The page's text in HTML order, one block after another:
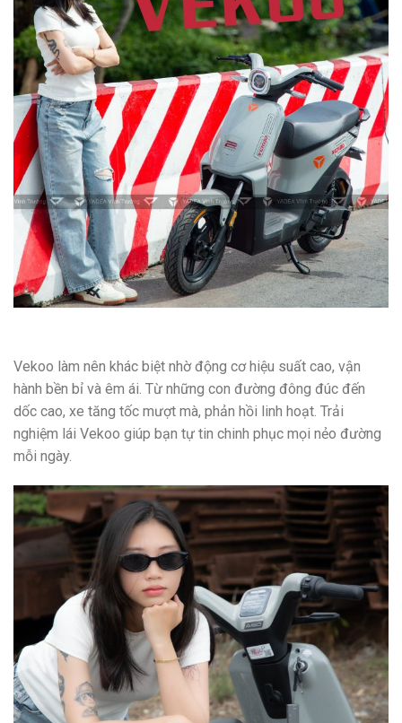
Vekoo làm nên khác biệt nhờ động cơ hiệu suất cao, vận
hành bền bỉ và êm ái. Từ những con đường đông đúc đến
dốc cao, xe tăng tốc mượt mà, phản hồi linh hoạt. Trải
nghiệm lái Vekoo giúp bạn tự tin chinh phục mọi nẻo đường
mỗi ngày.